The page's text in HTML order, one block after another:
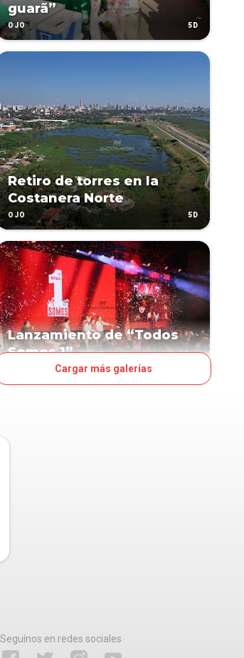
guarã”
OJO 5D
Retiro de torres en la
Costanera Norte
OJO 5D
Lanzamiento de “Todos
Somos 1”
Cargar más galerías
Seguínos en redes sociales